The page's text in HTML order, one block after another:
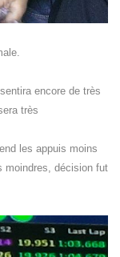
encore de très
très
les appuis moins
moindres, décision fut